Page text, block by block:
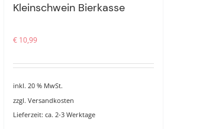
Kleinschwein Bierkasse
€ 10,99
inkl. 20 % MwSt.
zzgl. Versandkosten
Lieferzeit: ca. 2-3 Werktage